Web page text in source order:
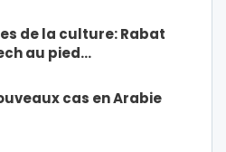
de la culture: Rabat
au pied…
cas en Arabie